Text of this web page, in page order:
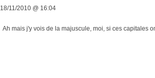
18/11/2010 @ 16:04
Ah mais j'y vois de la majuscule, moi, si ces capitales